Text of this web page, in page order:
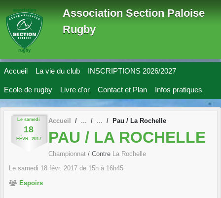
Association Section Paloise
Rugby
Accueil La vie du club INSCRIPTIONS 2026/2027
Ecole de rugby Livre d'or Contact et Plan Infos pratiques
Le samedi
18
FÉVR. 2017
Accueil Pau / La Rochelle
PAU / LA ROCHELLE
Championnat / Contre La Rochelle
Le samedi 18 févr. 2017 de 15h à 16h45
Espoirs